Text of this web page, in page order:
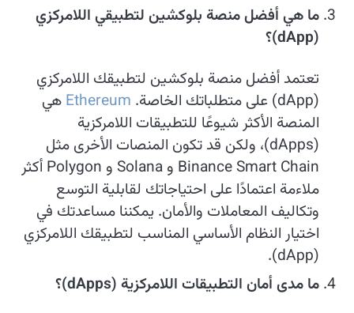
ما هي أفضل منصة بلوكشين لتطبيقي اللامركزي
(dApp)؟
تعتمد أفضل منصة بلوكشين لتطبيقك اللامركزي
(dApp) على متطلباتك الخاصة.
Ethereum هي
المنصة الأكثر شيوعًا للتطبيقات اللامركزية
(dApps)، ولكن قد تكون المنصات الأخرى مثل
Binance Smart Chain و Solana و Polygon أكثر
ملاءمة اعتمادًا على احتياجاتك لقابلية التوسع
وتكاليف المعاملات والأمان. يمكننا مساعدتك في
اختيار النظام الأساسي المناسب لتطبيقك اللامركزي
(dApp).
ما مدى أمان التطبيقات اللامركزية (dApps)؟